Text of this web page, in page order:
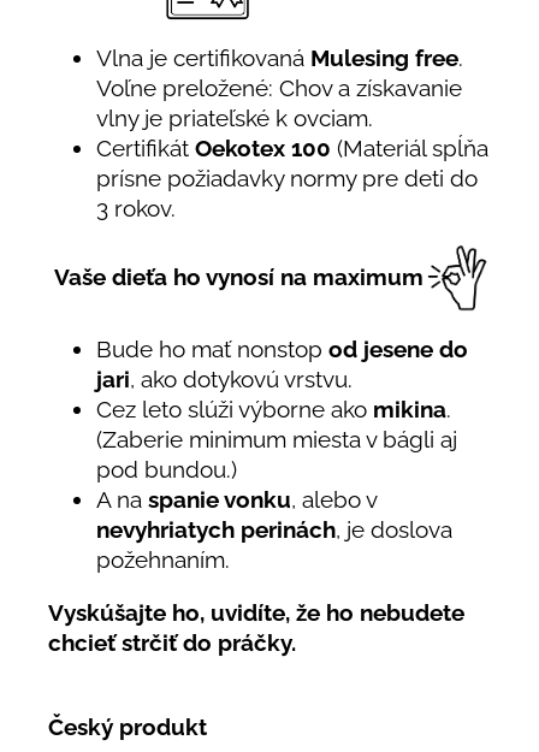
Vlna je certifikovaná Mulesing free.
Voľne preložené: Chov a získavanie
vlny je priateľské k ovciam.
Certifikát Oekotex 100 (Materiál spĺňa
prísne požiadavky normy pre deti do
3 rokov.
Vaše dieťa ho vynosí na maximum
Bude ho mať nonstop od jesene do
jari, ako dotykovú vrstvu.
Cez leto slúži výborne ako mikina.
(Zaberie minimum miesta v bágli aj
pod bundou.)
A na spanie vonku, alebo v
nevyhriatych perinách, je doslova
požehnaním.
Vyskúšajte ho, uvidíte, že ho nebudete
chcieť strčiť do práčky.
Český produkt